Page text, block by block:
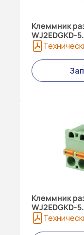
Клеммник
WJ2EDGKD-
Клеммник
WJ2EDGKD-